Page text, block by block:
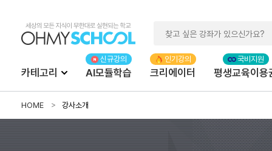
카테고리 AI모듈학습 크리에이터 평생교육이용
HOME 강사소개